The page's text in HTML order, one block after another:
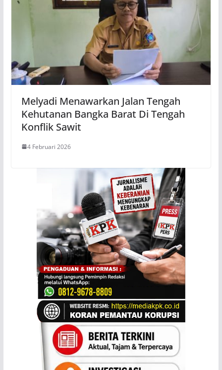
Melyadi Menawarkan Jalan Tengah
Kehutanan Bangka Barat Di Tengah
Konflik Sawit
4 Februari 2026